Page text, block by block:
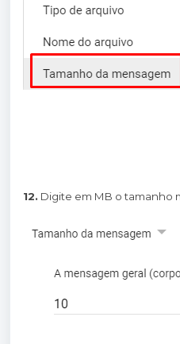
12. Digite em MB o tamanho